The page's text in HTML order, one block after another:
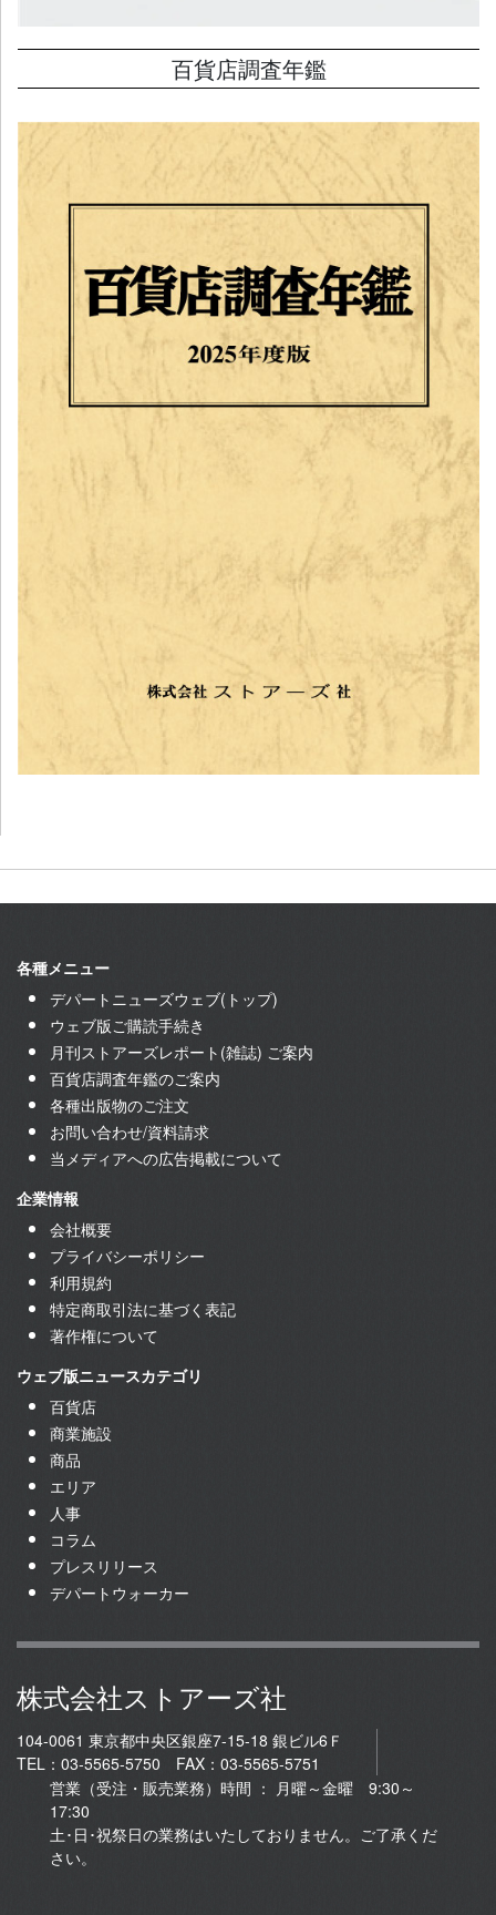
百貨店調査年鑑
各種メニュー
デパートニューズウェブ(トップ)
ウェブ版ご購読手続き
月刊ストアーズレポート(雑誌) ご案内
百貨店調査年鑑のご案内
各種出版物のご注文
お問い合わせ/資料請求
当メディアへの広告掲載について
企業情報
会社概要
プライバシーポリシー
利用規約
特定商取引法に基づく表記
著作権について
ウェブ版ニュースカテゴリ
百貨店
商業施設
商品
エリア
人事
コラム
プレスリリース
デパートウォーカー
株式会社ストアーズ社
104-0061 東京都中央区銀座7-15-18 銀ビル6Ｆ
TEL：03-5565-5750 FAX：03-5565-5751
営業（受注・販売業務）時間 ： 月曜～金曜 9:30～
17:30
土･日･祝祭日の業務はいたしておりません。ご了承くだ
さい。